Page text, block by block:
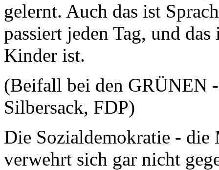
gelernt. Auch das ist
passiert jeden Tag, und
Kinder ist.
(Beifall bei den GRÜNEN
Silbersack, FDP)
Die Sozialdemokratie - die
verwehrt sich gar nicht